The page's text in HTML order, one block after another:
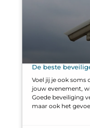
De beste
Voel jij je ook soms
jouw evenement,
Goede beveiliging
maar ook het